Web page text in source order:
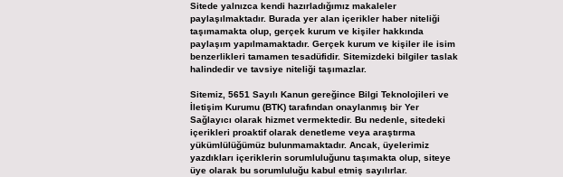
Sitede yalnızca kendi hazırladığımız makaleler
paylaşılmaktadır. Burada yer alan içerikler haber niteliği
taşımamakta olup, gerçek kurum ve kişiler hakkında
paylaşım yapılmamaktadır. Gerçek kurum ve kişiler ile isim
benzerlikleri tamamen tesadüfidir. Sitemizdeki bilgiler taslak
halindedir ve tavsiye niteliği taşımazlar.
Sitemiz, 5651 Sayılı Kanun gereğince Bilgi Teknolojileri ve
İletişim Kurumu (BTK) tarafından onaylanmış bir Yer
Sağlayıcı olarak hizmet vermektedir. Bu nedenle, sitedeki
içerikleri proaktif olarak denetleme veya araştırma
yükümlülüğümüz bulunmamaktadır. Ancak, üyelerimiz
yazdıkları içeriklerin sorumluluğunu taşımakta olup, siteye
üye olarak bu sorumluluğu kabul etmiş sayılırlar.